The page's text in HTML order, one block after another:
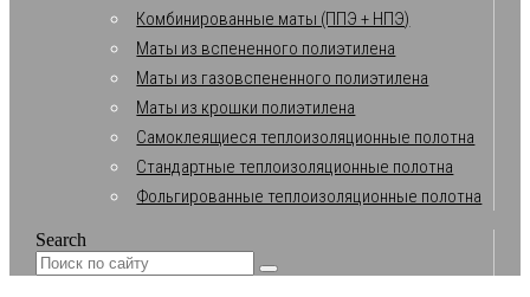
Комбинированные маты (ППЭ + НПЭ)
Маты из вспененного полиэтилена
Маты из газовспененного полиэтилена
Маты из крошки полиэтилена
Самоклеящиеся теплоизоляционные полотна
Стандартные теплоизоляционные полотна
Фольгированные теплоизоляционные полотна
Search